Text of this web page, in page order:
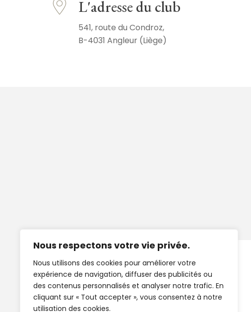
Nous respectons votre vie privée.
Nous utilisons des cookies pour améliorer votre
expérience de navigation, diffuser des publicités ou
des contenus personnalisés et analyser notre trafic. En
cliquant sur « Tout accepter », vous consentez à notre
utilisation des cookies.
L'adresse du club
541, route du Condroz,
B-4031 Angleur (Liège)